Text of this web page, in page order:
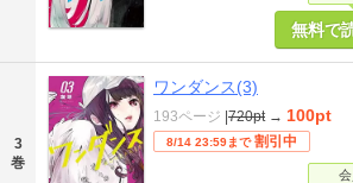
無料で
3
巻
ワンダンス(3)
193ページ |720pt → 100pt
8/14 23:59まで 割引中